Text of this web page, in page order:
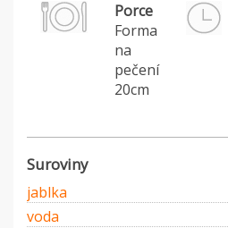
Porce
Forma
na
pečení
20cm
Suroviny
jablka
voda